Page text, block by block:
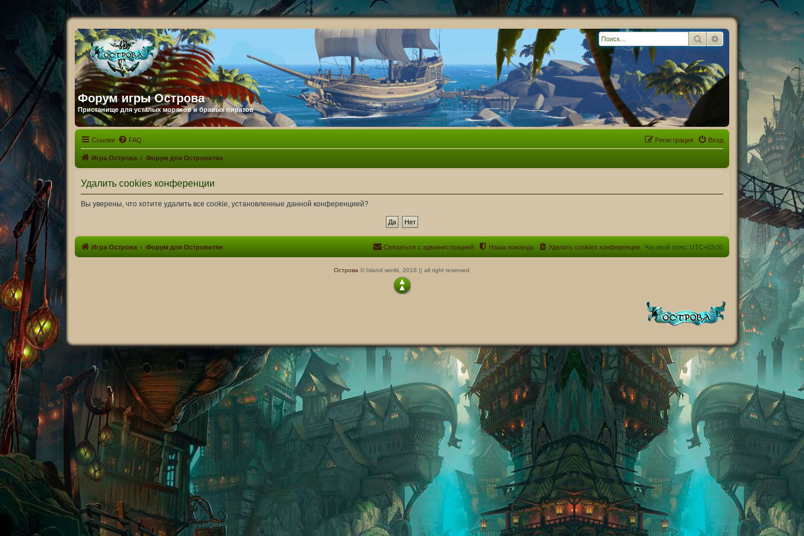
Форум игры Острова
Пристанище для усталых моряков и бравых пиратов
Поиск Расширенный поиск
Ссылки FAQ Вход
Регистрация
Игра Острова Форум для Островитян
Удалить cookies конференции
Вы уверены, что хотите удалить все cookie, установленные данной конференцией?
Игра Острова Форум для Островитян Часовой пояс: UTC+03:00
Удалить cookies конференции
Наша команда
Связаться с администрацией
Острова © Island world, 2018 || all right reserved